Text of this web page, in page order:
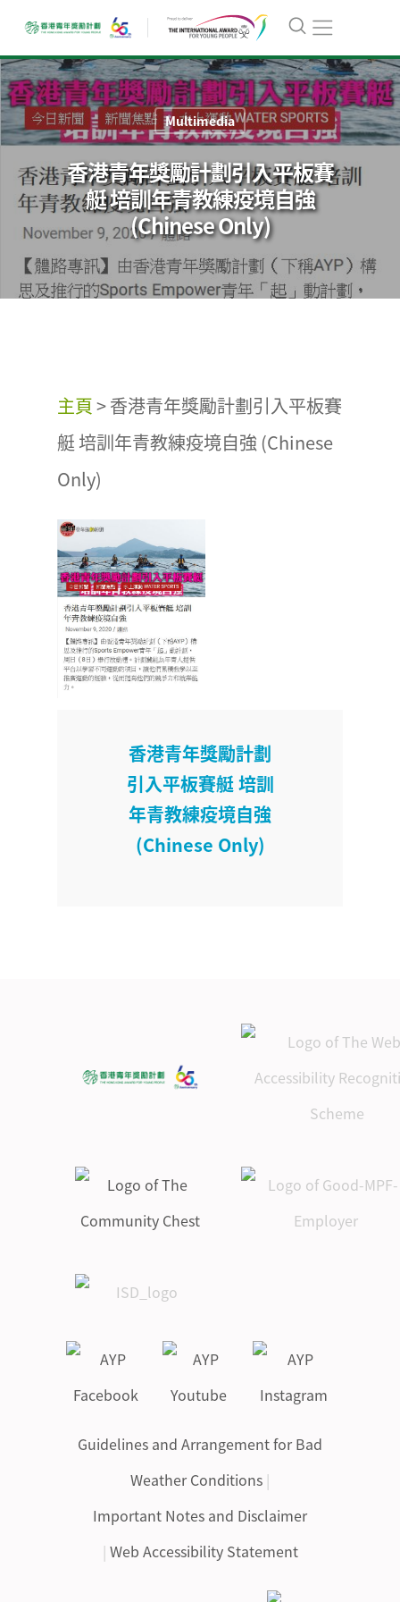
Multimedia
香港青年獎勵計劃引入平板賽
艇 培訓年青教練疫境自強
(Chinese Only)
主頁>香港青年獎勵計劃引入平板賽
艇 培訓年青教練疫境自強 (Chinese
Only)
香港青年獎勵計劃
引入平板賽艇 培訓
年青教練疫境自強
(Chinese Only)
Guidelines and Arrangement for Bad
Weather Conditions |
Important Notes and Disclaimer
| Web Accessibility Statement